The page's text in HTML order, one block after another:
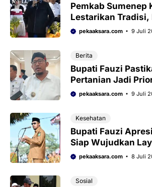
Pemkab Sumenep
Lestarikan Tradisi,
Muharram Digelar
pekaaksara.com 9 Juli
Berita
Bupati Fauzi
Pertanian Jadi
Siaga Kekeringan
pekaaksara.com 9 Juli
Kesehatan
Bupati Fauzi
Siap Wujudkan
demi Masyarakat
pekaaksara.com 8 Juli
Sosial